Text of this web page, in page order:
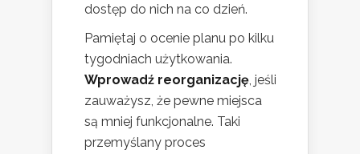
dostęp do nich na co dzień.
Pamiętaj o ocenie planu po kilku
tygodniach użytkowania.
Wprowadź reorganizację, jeśli
zauważysz, że pewne miejsca
są mniej funkcjonalne. Taki
przemyślany proces